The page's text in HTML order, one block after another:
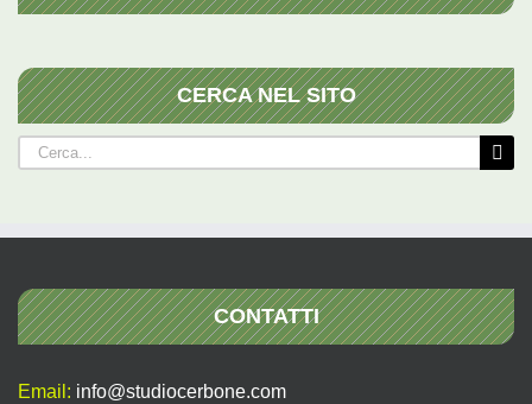
CERCA NEL SITO
Cerca
per:
CONTATTI
Email: info@studiocerbone.com